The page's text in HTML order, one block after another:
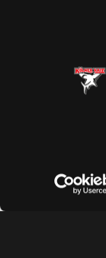
Spielplan